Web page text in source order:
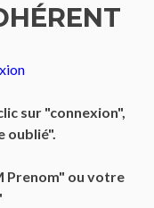
sur "connexion",
oublié".
Prenom" ou votre